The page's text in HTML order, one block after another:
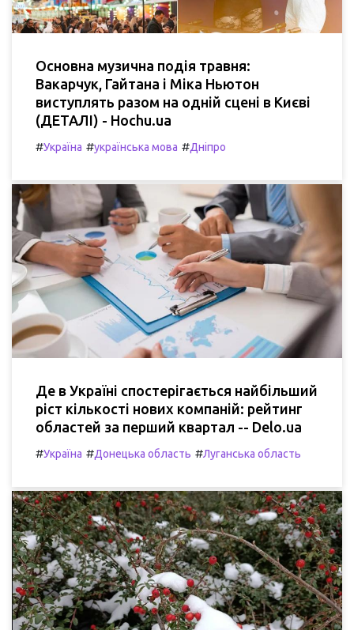
Основна музична подія травня:
Вакарчук, Гайтана і Міка Ньютон
виступлять разом на одній сцені в Києві
(ДЕТАЛІ) - Hochu.ua
#Україна #українська мова #Дніпро
Де в Україні спостерігається найбільший
ріст кількості нових компаній: рейтинг
областей за перший квартал -- Delo.ua
#Україна #Донецька область #Луганська область